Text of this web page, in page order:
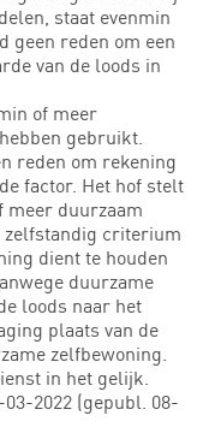
staat evenmin
geen reden om een
van de loods in
of meer
gebruikt.
reden om rekening
factor. Het hof stelt
meer duurzaam
zelfstandig criterium
dient te houden
duurzame
loods naar het
plaats van de
zelfbewoning.
in het gelijk.
2022 (gepubl. 08-